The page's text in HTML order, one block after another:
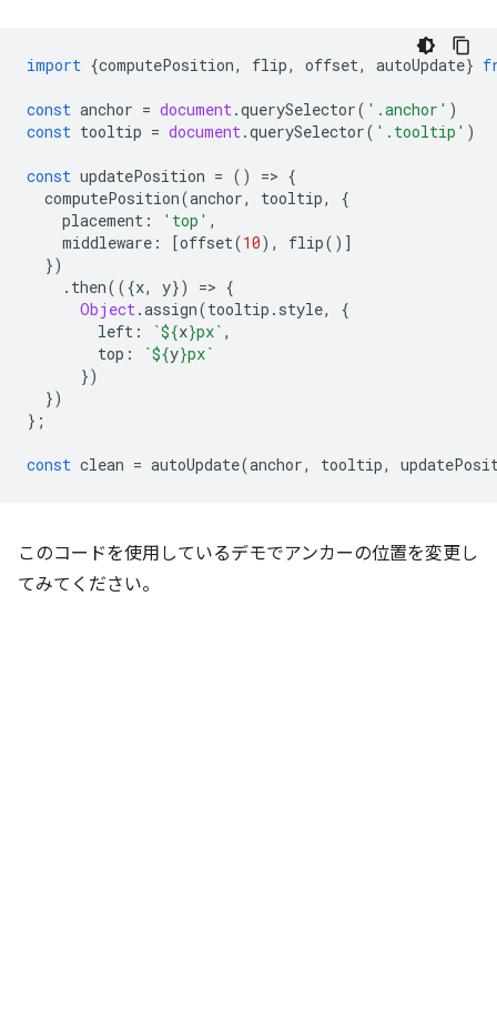
import {computePosition, flip, offset, autoUpdate}
const anchor = document.querySelector( '.anchor' )
const tooltip = document.querySelector( '.tooltip' )
const updatePosition = () => {
computePosition(anchor, tooltip,
{
placement : 'top' ,
middleware : [offset(10), flip()]
})
. then(({x, y}) => {
Object.assign(tooltip . style,
{
left : `${x}px` ,
top : `${y}px`
})
})
};
const clean = autoUpdate(anchor, tooltip,
このコードを使用しているデモでアンカーの位置を変更し
てみてください。